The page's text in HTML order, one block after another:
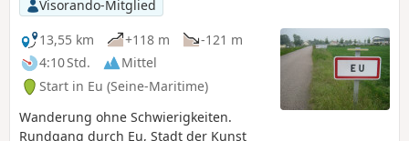
Visorando-Mitglied
13,55 km
+118 m
-121 m
4:10 Std.
Mittel
Start in Eu (Seine-Maritime)
Wanderung ohne Schwierigkeiten.
Rundgang durch Eu, Stadt der Kunst